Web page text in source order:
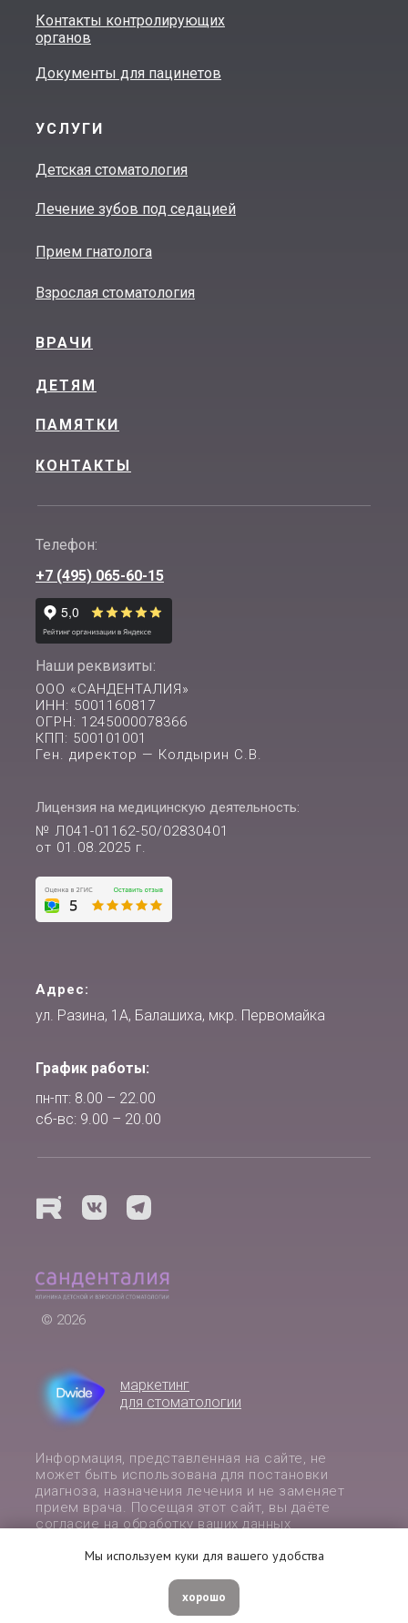
Контакты контролирующих
органов
Документы для пацинетов
УСЛУГИ
Лицензия на медицинскую деятельность:
№ Л041-01162-50/02830401
от 01.08.2025 г.
ООО «САНДЕНТАЛИЯ»
ИНН: 5001160817
ОГРН: 1245000078366
КПП: 500101001
Ген. директор — Колдырин С.В.
Адрес:
Информация, представленная на сайте, не
может быть использована для постановки
диагноза, назначения лечения и не заменяет
прием врача. Посещая этот сайт, вы даёте
согласие на обработку ваших данных
маркетинг
для стоматологии
ВРАЧИ
Взрослая стоматология
ДЕТЯМ
ПАМЯТКИ
КОНТАКТЫ
Прием гнатолога
Лечение зубов под седацией
ИМЕЮТСЯ ПРОТИВОПОКАЗАНИЯ.
НЕОБХОДИМА КОНСУЛЬТАЦИЯ ВРАЧА.
+7 (495) 065-60-15
Наши реквизиты:
Телефон:
ул. Разина, 1А, Балашиха, мкр. Первомайка
График работы:
пн-пт: 8.00 – 22.00
сб-вс: 9.00 – 20.00
Детская стоматология
© 2026
Мы используем куки для вашего удобства
хорошо